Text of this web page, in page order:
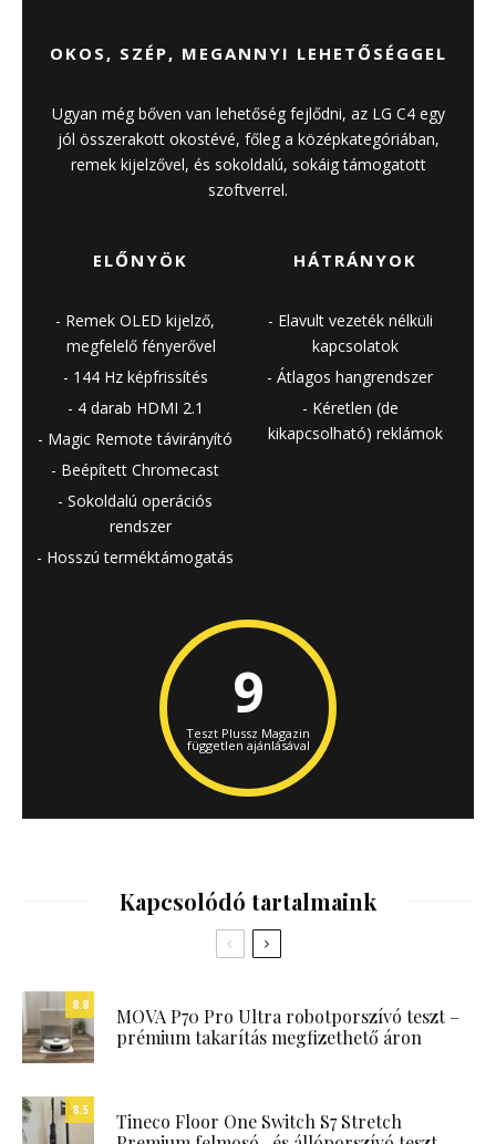
OKOS, SZÉP, MEGANNYI LEHETŐSÉGGEL
Ugyan még bőven van lehetőség fejlődni, az LG C4 egy
jól összerakott okostévé, főleg a középkategóriában,
remek kijelzővel, és sokoldalú, sokáig támogatott
szoftverrel.
ELŐNYÖK
Remek OLED kijelző,
megfelelő fényerővel
144 Hz képfrissítés
4 darab HDMI 2.1
Magic Remote távirányító
Beépített Chromecast
Sokoldalú operációs
rendszer
Hosszú terméktámogatás
HÁTRÁNYOK
Elavult vezeték nélküli
kapcsolatok
Átlagos hangrendszer
Kéretlen (de
kikapcsolható) reklámok
9
Teszt Plussz Magazin
független ajánlásával
Kapcsolódó tartalmaink
8.8
MOVA P70 Pro Ultra robotporszívó teszt –
prémium takarítás megfizethető áron
8.5
Tineco Floor One Switch S7 Stretch